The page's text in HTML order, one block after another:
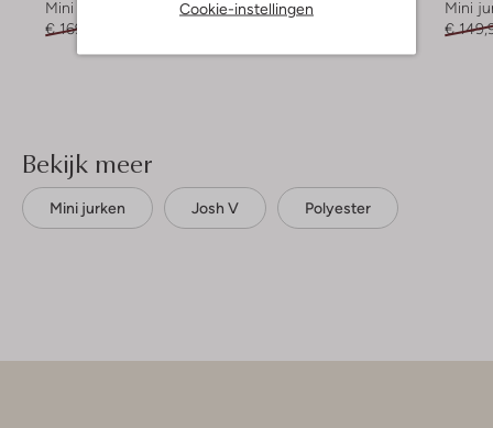
Cookie-instellingen
Mini jurk
€ 169,99
Mini jurk
Mini
€
Bekijk meer
Mini jurken Josh V Polyester